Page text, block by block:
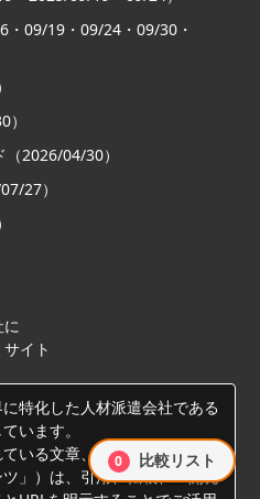
・09/19・09/24・09/30・
2026/04/30）
27）
に
イト
特化した人材派遣会社である
います。
いる文章、画像、データその
」）は、引用、転載、AI開発
0 比較リスト